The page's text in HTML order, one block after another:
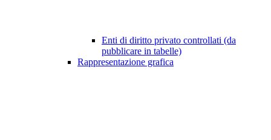
Enti di diritto privato controllati (da
pubblicare in tabelle)
Rappresentazione grafica